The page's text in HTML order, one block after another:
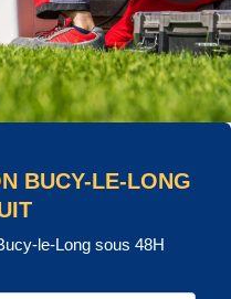
BUCY-LE-LONG
le-Long sous 48H